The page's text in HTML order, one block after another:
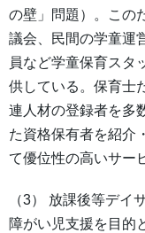
の壁」問題）。この
議会、民間の学童運
員など学童保育スタ
供している。保育士
連人材の登録者を多
た資格保有者を紹介
て優位性の高いサー
（3） 放課後等デイ
障がい児支援を目的